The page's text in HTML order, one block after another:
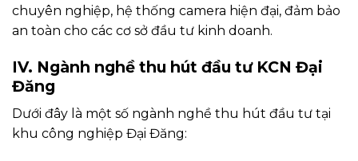
chuyên nghiệp, hệ thống camera hiện đại, đảm bảo
an toàn cho các cơ sở đầu tư kinh doanh.
IV. Ngành nghề thu hút đầu tư KCN Đại
Đăng
Dưới đây là một số ngành nghề thu hút đầu tư tại
khu công nghiệp Đại Đăng: